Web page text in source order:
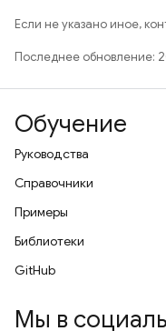
Если не указано иное,
Последнее обновление:
Обучение
Руководства
Справочники
Примеры
Библиотеки
GitHub
Мы в